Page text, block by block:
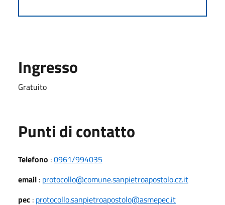
Ingresso
Gratuito
Punti di contatto
Telefono :0961/994035
email : protocollo@comune.sanpietroapostolo.cz.it
pec : protocollo.sanpietroapostolo@asmepec.it